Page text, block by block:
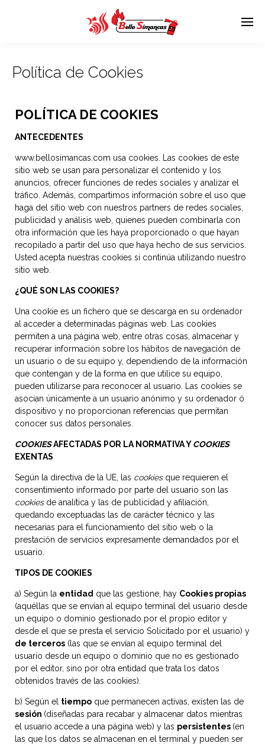
Política de Cookies
POLÍTICA DE COOKIES
ANTECEDENTES
www.bellosimancas.com usa cookies. Las cookies de este
sitio web se usan para personalizar el contenido y los
anuncios, ofrecer funciones de redes sociales y analizar el
tráfico. Además, compartimos información sobre el uso que
haga del sitio web con nuestros partners de redes sociales,
publicidad y análisis web, quienes pueden combinarla con
otra información que les haya proporcionado o que hayan
recopilado a partir del uso que haya hecho de sus servicios.
Usted acepta nuestras cookies si continúa utilizando nuestro
sitio web.
¿QUÉ SON LAS COOKIES?
Una cookie es un fichero que se descarga en su ordenador
al acceder a determinadas páginas web. Las cookies
permiten a una página web, entre otras cosas, almacenar y
recuperar información sobre los hábitos de navegación de
un usuario o de su equipo y, dependiendo de la información
que contengan y de la forma en que utilice su equipo,
pueden utilizarse para reconocer al usuario. Las cookies se
asocian únicamente a un usuario anónimo y su ordenador ó
dispositivo y no proporcionan referencias que permitan
conocer sus datos personales.
COOKIESAFECTADAS POR LA NORMATIVA YCOOKIES
EXENTAS
Según la directiva de la UE, las cookies que requieren el
consentimiento informado por parte del usuario son las
cookies de analítica y las de publicidad y afiliación,
quedando exceptuadas las de carácter técnico y las
necesarias para el funcionamiento del sitio web o la
prestación de servicios expresamente demandados por el
usuario.
TIPOS DE COOKIES
a) Según la entidad que las gestione, hay Cookies propias
(aquéllas que se envían al equipo terminal del usuario desde
un equipo o dominio gestionado por el propio editor y
desde el que se presta el servicio Solicitado por el usuario) y
de terceros (las que se envían al equipo terminal del
usuario desde un equipo o dominio que no es gestionado
por el editor, sino por otra entidad que trata los datos
obtenidos través de las cookies).
b) Según el tiempo que permanecen activas, existen las de
sesión (diseñadas para recabar y almacenar datos mientras
el usuario accede a una página web) y las persistentes (en
las que los datos se almacenan en el terminal y pueden ser